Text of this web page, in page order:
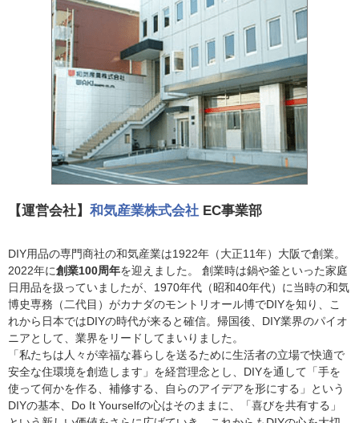
【運営会社】 和気産業株式会社 EC事業部
DIY用品の専門商社の和気産業は1922年（大正11年）大阪で創業。
2022年に創業100周年を迎えました。 創業時は鍋や釜といった家庭
日用品を扱っていましたが、1970年代（昭和40年代）に当時の和気
博史専務（二代目）がカナダのモントリオール博でDIYを知り、こ
れから日本ではDIYの時代が来ると確信。帰国後、DIY業界のパイオ
ニアとして、業界をリードしてまいりました。
「私たちは人々が幸福な暮らしを送るために生活者の立場で快適で
安全な住環境を創造します」を経営理念とし、DIYを通して「手を
使って何かを作る、補修する、自らのアイデアを形にする」という
DIYの基本、Do It Yourselfの心はそのままに、「喜びを共有する」